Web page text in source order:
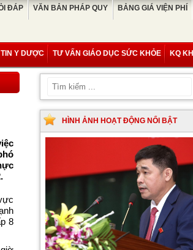
ĐÁP VĂN BẢN PHÁP QUY BẢNG GIÁ VIỆN PHÍ
Y DƯỢC TƯ VẤN GIÁO DỤC SỨC KHỎE KQ
8
HÌNH ẢNH HOẠT ĐỘNG NỔI BẬT